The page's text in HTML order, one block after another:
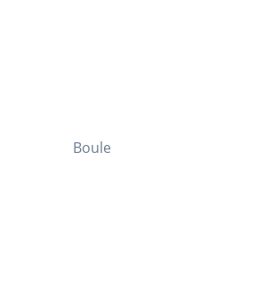
Boule